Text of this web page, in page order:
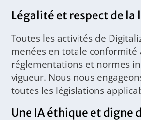
Légalité et respect de la
Toutes les activités de
menées en totale conformité
réglementations et normes
vigueur. Nous nous
toutes les législations
Une IA éthique et digne